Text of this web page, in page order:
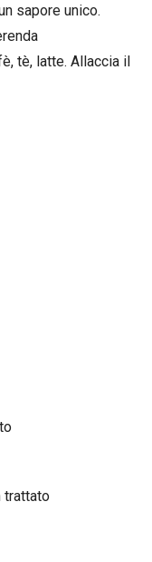
sapore unico.
tè, latte. Allaccia il
trattato